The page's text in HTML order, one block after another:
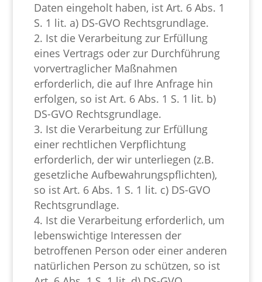
Daten eingeholt haben, ist Art. 6 Abs. 1
S. 1 lit. a) DS-GVO Rechtsgrundlage.
Ist die Verarbeitung zur Erfüllung
eines Vertrags oder zur Durchführung
vorvertraglicher Maßnahmen
erforderlich, die auf Ihre Anfrage hin
erfolgen, so ist Art. 6 Abs. 1 S. 1 lit. b)
DS-GVO Rechtsgrundlage.
Ist die Verarbeitung zur Erfüllung
einer rechtlichen Verpflichtung
erforderlich, der wir unterliegen (z.B.
gesetzliche Aufbewahrungspflichten),
so ist Art. 6 Abs. 1 S. 1 lit. c) DS-GVO
Rechtsgrundlage.
Ist die Verarbeitung erforderlich, um
lebenswichtige Interessen der
betroffenen Person oder einer anderen
natürlichen Person zu schützen, so ist